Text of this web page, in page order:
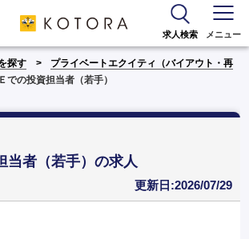
求人検索 メニュー
探す
プライベートエクイティ（バイアウト・再
での投資担当者（若手）
当者（若手）の求人
更新日:2026/07/29